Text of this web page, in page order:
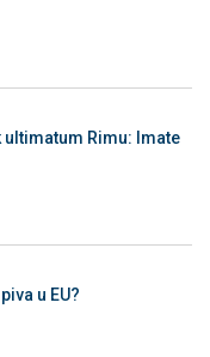
Rimu: Imate
u EU?